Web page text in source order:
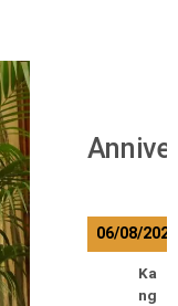
06/08/2026
Ka
ng